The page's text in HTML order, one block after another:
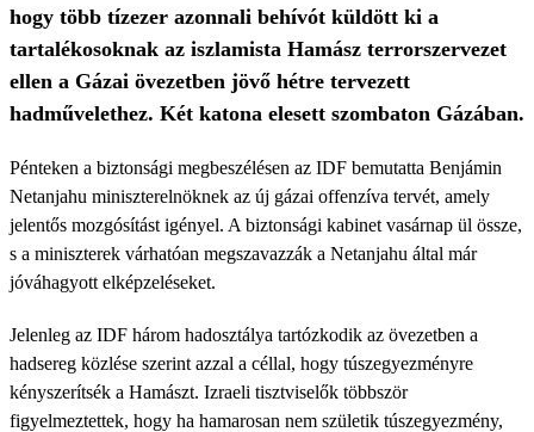
hogy több tízezer azonnali behívót küldött ki a
tartalékosoknak az iszlamista Hamász terrorszervezet
ellen a Gázai övezetben jövő hétre tervezett
hadművelethez. Két katona elesett szombaton Gázában.
Pénteken a biztonsági megbeszélésen az IDF bemutatta Benjámin
Netanjahu miniszterelnöknek az új gázai offenzíva tervét, amely
jelentős mozgósítást igényel. A biztonsági kabinet vasárnap ül össze,
s a miniszterek várhatóan megszavazzák a Netanjahu által már
jóváhagyott elképzeléseket.
Jelenleg az IDF három hadosztálya tartózkodik az övezetben a
hadsereg közlése szerint azzal a céllal, hogy túszegyezményre
kényszerítsék a Hamászt. Izraeli tisztviselők többször
figyelmeztettek, hogy ha hamarosan nem születik túszegyezmény,